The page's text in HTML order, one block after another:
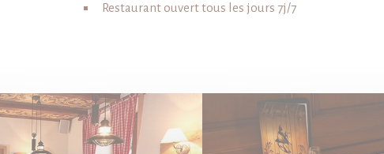
Restaurant ouvert tous les jours 7j/7